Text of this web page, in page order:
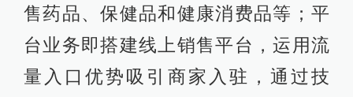
售药品、保健品和健康消费品等；平
台业务即搭建线上销售平台，运用流
量入口优势吸引商家入驻，通过技